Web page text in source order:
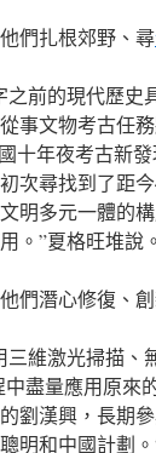
們扎根郊野、尋
之前的現代歷
事文物考古任
十年夜考古新
次尋找到了距
明多元一體的
。”夏格旺堆說。
們潛心修復、
維激光掃描、
盡量應用原來
劉漢興，長期
明和中國計劃